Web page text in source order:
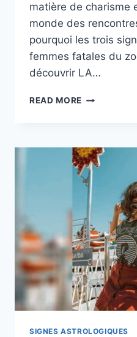
matière de charisme
monde des
pourquoi les trois
femmes fatales du
découvrir LA…
READ MORE LES
DU
ZODIAQUE
SIGNES ASTROLOGIQUES